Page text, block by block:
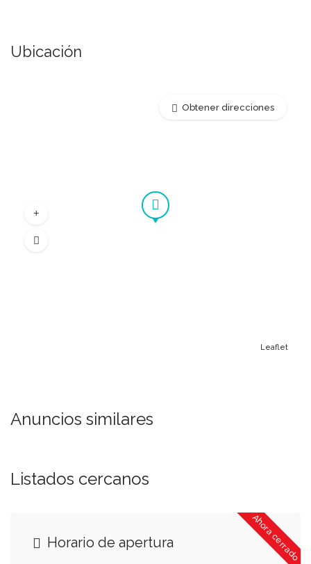
Ubicación
Leaflet
Obtener direcciones
Anuncios similares
Listados cercanos
Ahora cerrado
Horario de apertura